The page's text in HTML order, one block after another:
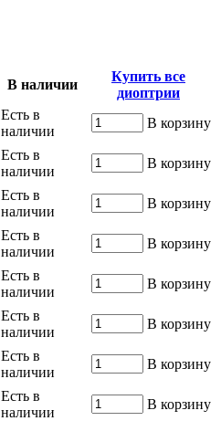
В наличии
Купить все
диоптрии
Есть в
наличии
В корзину
Есть в
наличии
В корзину
Есть в
наличии
В корзину
Есть в
наличии
В корзину
Есть в
наличии
В корзину
Есть в
наличии
В корзину
Есть в
наличии
В корзину
Есть в
наличии
В корзину